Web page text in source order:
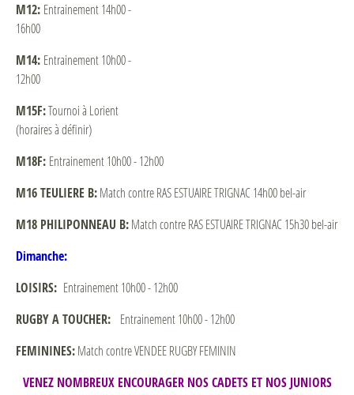
M12: Entrainement 14h00 -
16h00
M14: Entrainement 10h00 -
12h00
M15F:Tournoi à Lorient
(horaires à définir)
M18F: Entrainement 10h00 - 12h00
M16 TEULIERE B:Match contre RAS ESTUAIRE TRIGNAC 14h00 bel-air
M18 PHILIPONNEAU B:Match contre RAS ESTUAIRE TRIGNAC 15h30 bel-air
Dimanche:
LOISIRS: Entrainement 10h00 - 12h00
RUGBY A TOUCHER: Entrainement 10h00 - 12h00
FEMININES:Match contre VENDEE RUGBY FEMININ
VENEZ NOMBREUX ENCOURAGER NOS CADETS ET NOS JUNIORS